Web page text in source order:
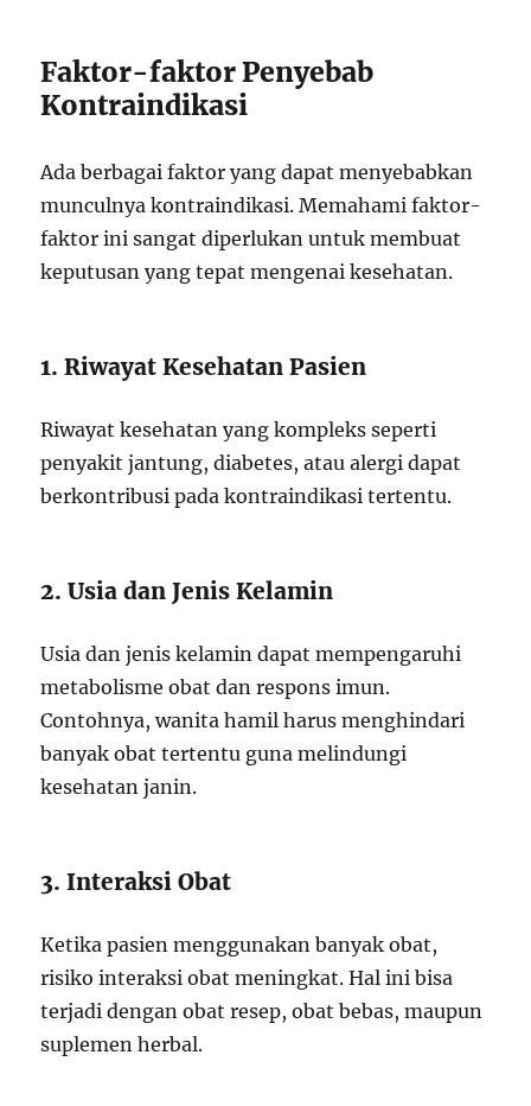
Faktor-faktor Penyebab
Kontraindikasi
Ada berbagai faktor yang dapat menyebabkan
munculnya kontraindikasi. Memahami faktor-
faktor ini sangat diperlukan untuk membuat
keputusan yang tepat mengenai kesehatan.
1. Riwayat Kesehatan Pasien
Riwayat kesehatan yang kompleks seperti
penyakit jantung, diabetes, atau alergi dapat
berkontribusi pada kontraindikasi tertentu.
2. Usia dan Jenis Kelamin
Usia dan jenis kelamin dapat mempengaruhi
metabolisme obat dan respons imun.
Contohnya, wanita hamil harus menghindari
banyak obat tertentu guna melindungi
kesehatan janin.
3. Interaksi Obat
Ketika pasien menggunakan banyak obat,
risiko interaksi obat meningkat. Hal ini bisa
terjadi dengan obat resep, obat bebas, maupun
suplemen herbal.